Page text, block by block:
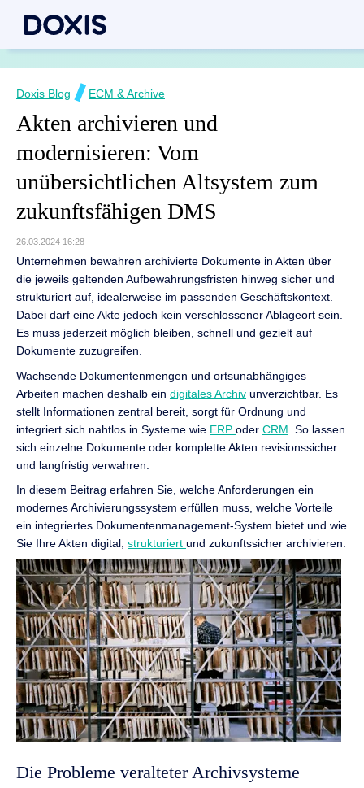
Doxis Blog ECM & Archive
Akten archivieren und
modernisieren: Vom
unübersichtlichen Altsystem zum
zukunftsfähigen DMS
26.03.2024 16:28
Unternehmen bewahren archivierte Dokumente in Akten über
die jeweils geltenden Aufbewahrungsfristen hinweg sicher und
strukturiert auf, idealerweise im passenden Geschäftskontext.
Dabei darf eine Akte jedoch kein verschlossener Ablageort sein.
Es muss jederzeit möglich bleiben, schnell und gezielt auf
Dokumente zuzugreifen.
Wachsende Dokumentenmengen und ortsunabhängiges
Arbeiten machen deshalb ein digitales Archiv unverzichtbar. Es
stellt Informationen zentral bereit, sorgt für Ordnung und
integriert sich nahtlos in Systeme wie ERP oder CRM . So lassen
sich einzelne Dokumente oder komplette Akten revisionssicher
und langfristig verwahren.
In diesem Beitrag erfahren Sie, welche Anforderungen ein
modernes Archivierungssystem erfüllen muss, welche Vorteile
ein integriertes Dokumentenmanagement-System bietet und wie
Sie Ihre Akten digital, strukturiert und zukunftssicher archivieren.
Die Probleme veralteter Archivsysteme